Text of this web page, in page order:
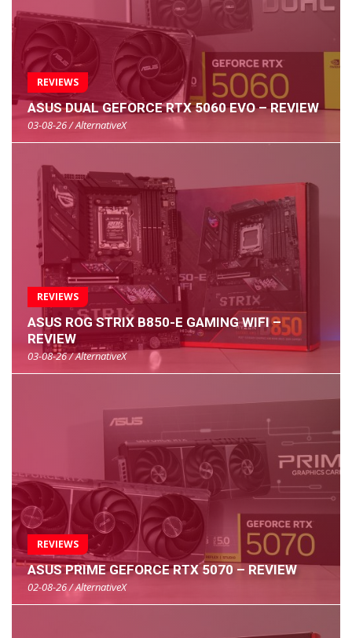
REVIEWS
ASUS DUAL GEFORCE RTX 5060 EVO – REVIEW
03-08-26 / AlternativeX
REVIEWS
ASUS ROG STRIX B850-E GAMING WIFI –
REVIEW
03-08-26 / AlternativeX
REVIEWS
ASUS PRIME GEFORCE RTX 5070 – REVIEW
02-08-26 / AlternativeX